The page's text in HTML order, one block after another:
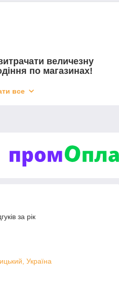
величезну
по магазинах!
асортимент, щоб навіть
оновлюються протягом 24
все
за рік
Україна